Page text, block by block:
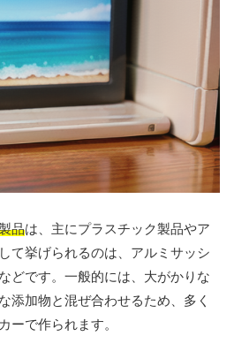
品は、主にプラスチック製品やア
て挙げられるのは、アルミサッシ
どです。一般的には、大がかりな
添加物と混ぜ合わせるため、多く
ーで作られます。